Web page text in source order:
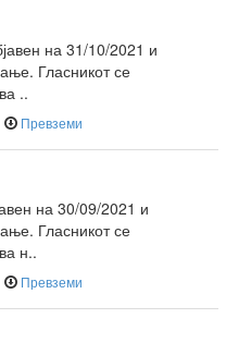
на 31/10/2021 и
Гласникот се
..
Превземи
на 30/09/2021 и
Гласникот се
н..
Превземи